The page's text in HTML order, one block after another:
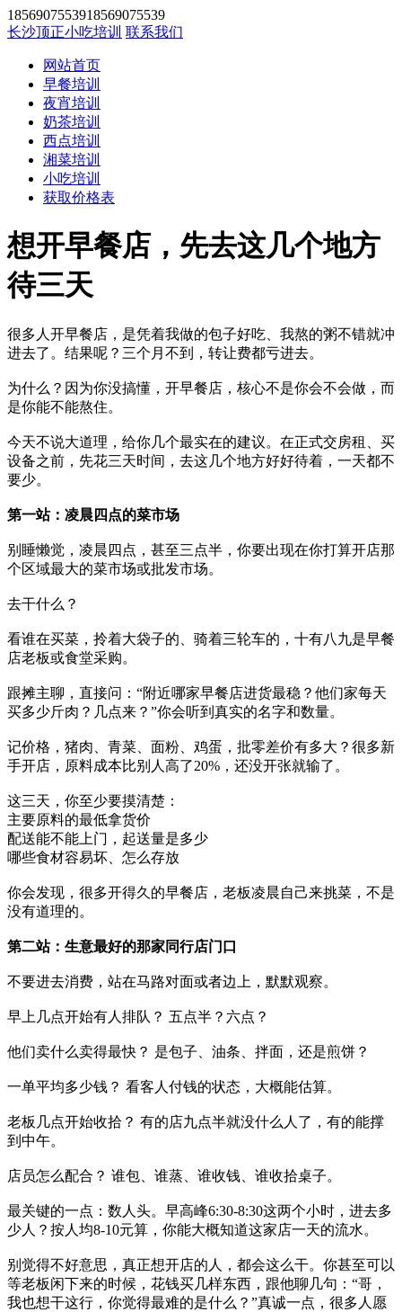
1856907553918569075539
长沙顶正小吃培训 联系我们
网站首页
早餐培训
夜宵培训
奶茶培训
西点培训
湘菜培训
小吃培训
获取价格表
想开早餐店，先去这几个地方
待三天
很多人开早餐店，是凭着我做的包子好吃、我熬的粥不错就冲
进去了。结果呢？三个月不到，转让费都亏进去。
为什么？因为你没搞懂，开早餐店，核心不是你会不会做，而
是你能不能熬住。
今天不说大道理，给你几个最实在的建议。在正式交房租、买
设备之前，先花三天时间，去这几个地方好好待着，一天都不
要少。
第一站：凌晨四点的菜市场
别睡懒觉，凌晨四点，甚至三点半，你要出现在你打算开店那
个区域最大的菜市场或批发市场。
去干什么？
看谁在买菜，拎着大袋子的、骑着三轮车的，十有八九是早餐
店老板或食堂采购。
跟摊主聊，直接问：“附近哪家早餐店进货最稳？他们家每天
买多少斤肉？几点来？”你会听到真实的名字和数量。
记价格，猪肉、青菜、面粉、鸡蛋，批零差价有多大？很多新
手开店，原料成本比别人高了20%，还没开张就输了。
这三天，你至少要摸清楚：
主要原料的最低拿货价
配送能不能上门，起送量是多少
哪些食材容易坏、怎么存放
你会发现，很多开得久的早餐店，老板凌晨自己来挑菜，不是
没有道理的。
第二站：生意最好的那家同行店门口
不要进去消费，站在马路对面或者边上，默默观察。
早上几点开始有人排队？ 五点半？六点？
他们卖什么卖得最快？ 是包子、油条、拌面，还是煎饼？
一单平均多少钱？ 看客人付钱的状态，大概能估算。
老板几点开始收拾？ 有的店九点半就没什么人了，有的能撑
到中午。
店员怎么配合？ 谁包、谁蒸、谁收钱、谁收拾桌子。
最关键的一点：数人头。早高峰6:30-8:30这两个小时，进去多
少人？按人均8-10元算，你能大概知道这家店一天的流水。
别觉得不好意思，真正想开店的人，都会这么干。你甚至可以
等老板闲下来的时候，花钱买几样东西，跟他聊几句：“哥，
我也想干这行，你觉得最难的是什么？”真诚一点，很多人愿